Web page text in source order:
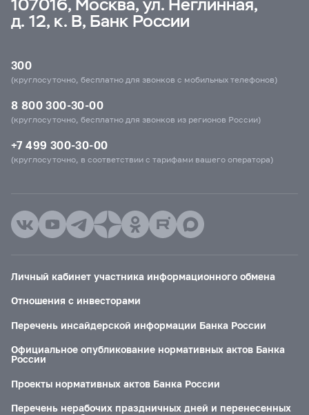
107016, Москва, ул. Неглинная,
д. 12, к. В, Банк России
300
(круглосуточно, бесплатно для звонков с мобильных телефонов)
8 800 300-30-00
(круглосуточно, бесплатно для звонков из регионов России)
+7 499 300-30-00
(круглосуточно, в соответствии с тарифами вашего оператора)
Личный кабинет участника информационного обмена
Отношения с инвесторами
Перечень инсайдерской информации Банка России
Официальное опубликование нормативных актов Банка
России
Проекты нормативных актов Банка России
Перечень нерабочих праздничных дней и перенесенных